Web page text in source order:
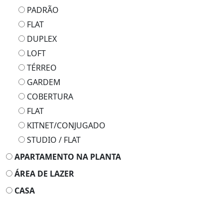
PADRÃO
FLAT
DUPLEX
LOFT
TÉRREO
GARDEM
COBERTURA
FLAT
KITNET/CONJUGADO
STUDIO / FLAT
APARTAMENTO NA PLANTA
ÁREA DE LAZER
CASA